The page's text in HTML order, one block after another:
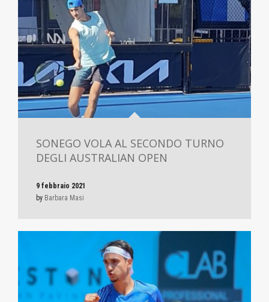
SONEGO VOLA AL SECONDO TURNO
DEGLI AUSTRALIAN OPEN
9 febbraio 2021
by Barbara Masi